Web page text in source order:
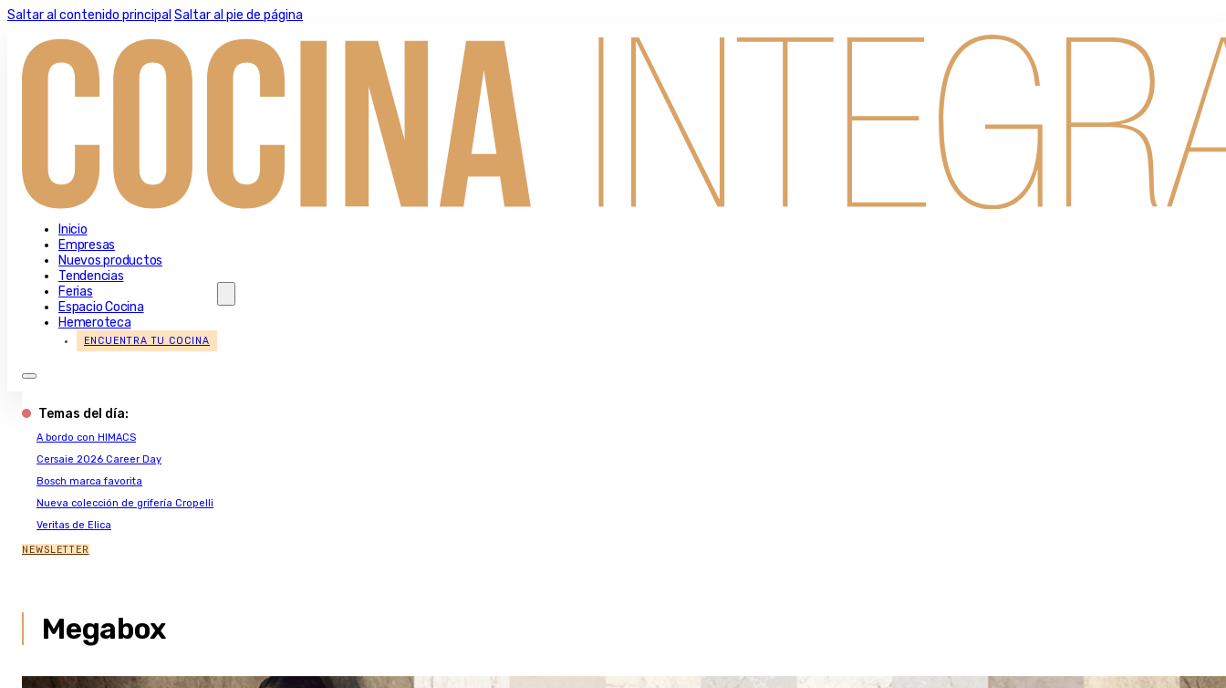
Saltar al contenido principal Saltar al pie de página
Inicio
Empresas
Nuevos productos
Tendencias
Ferias
Espacio Cocina
Hemeroteca
ENCUENTRA TU COCINA
Temas del día:
A bordo con HIMACS
Cersaie 2026 Career Day
Bosch marca favorita
Nueva colección de grifería Cropelli
Veritas de Elica
NEWSLETTER
Megabox